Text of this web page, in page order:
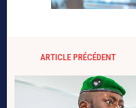
ARTICLE PRÉCÉDENT